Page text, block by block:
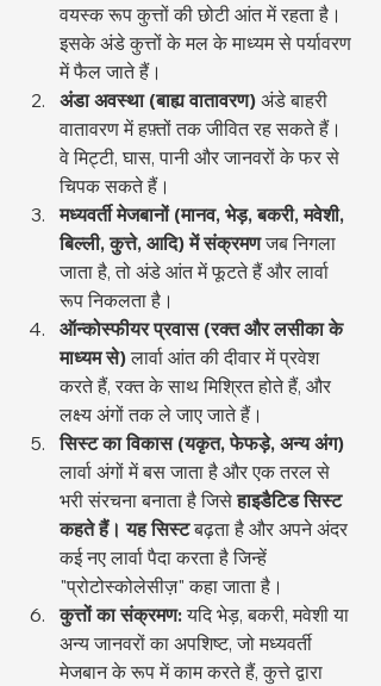
वयस्क रूप कुत्तों की छोटी आंत में रहता है।
इसके अंडे कुत्तों के मल के माध्यम से पर्यावरण
में फैल जाते हैं।
अंडा अवस्था (बाह्य वातावरण) अंडे बाहरी
वातावरण में हफ़्तों तक जीवित रह सकते हैं।
वे मिट्टी, घास, पानी और जानवरों के फर से
चिपक सकते हैं।
मध्यवर्ती मेजबानों (मानव, भेड़, बकरी, मवेशी,
बिल्ली, कुत्ते, आदि) में संक्रमण जब निगला
जाता है, तो अंडे आंत में फूटते हैं और लार्वा
रूप निकलता है।
ऑन्कोस्फीयर प्रवास (रक्त और लसीका के
माध्यम से) लार्वा आंत की दीवार में प्रवेश
करते हैं, रक्त के साथ मिश्रित होते हैं, और
लक्ष्य अंगों तक ले जाए जाते हैं।
सिस्ट का विकास (यकृत, फेफड़े, अन्य अंग)
लार्वा अंगों में बस जाता है और एक तरल से
भरी संरचना बनाता है जिसे हाइडैटिड सिस्ट
कहते हैं। यह सिस्ट बढ़ता है और अपने अंदर
कई नए लार्वा पैदा करता है जिन्हें
"प्रोटोस्कोलेसीज़" कहा जाता है।
कुत्तों का संक्रमण: यदि भेड़, बकरी, मवेशी या
अन्य जानवरों का अपशिष्ट, जो मध्यवर्ती
मेजबान के रूप में काम करते हैं, कुत्ते द्वारा